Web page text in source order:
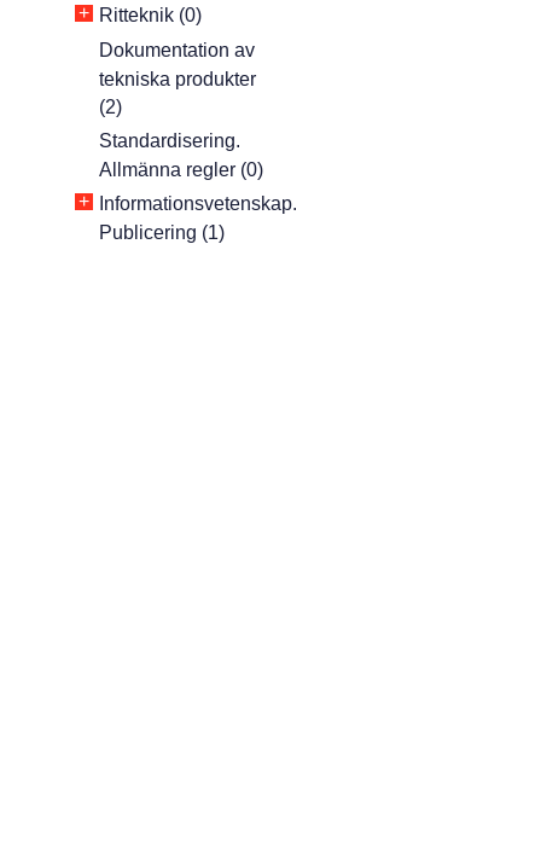
+ Ritteknik (0)
Dokumentation av
tekniska produkter
(2)
Standardisering.
Allmänna regler (0)
+ Informationsvetenskap.
Publicering (1)